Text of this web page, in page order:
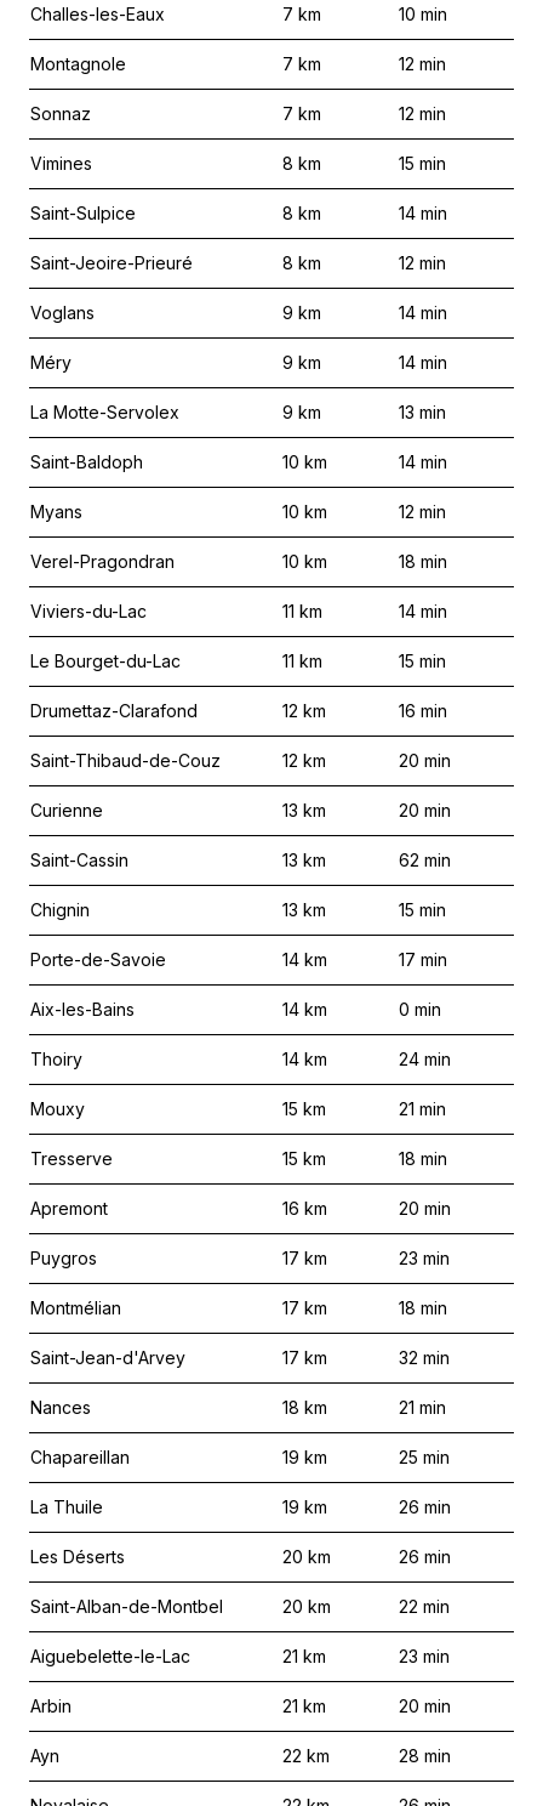
Challes-les-Eaux 7 km 10 min
Montagnole 7 km 12 min
Sonnaz 7 km 12 min
Vimines 8 km 15 min
Saint-Sulpice 8 km 14 min
Saint-Jeoire-Prieuré 8 km 12 min
Voglans 9 km 14 min
Méry 9 km 14 min
La Motte-Servolex 9 km 13 min
Saint-Baldoph 10 km 14 min
Myans 10 km 12 min
Verel-Pragondran 10 km 18 min
Viviers-du-Lac 11 km 14 min
Le Bourget-du-Lac 11 km 15 min
Drumettaz-Clarafond 12 km 16 min
Saint-Thibaud-de-Couz 12 km 20 min
Curienne 13 km 20 min
Saint-Cassin 13 km 62 min
Chignin 13 km 15 min
Porte-de-Savoie 14 km 17 min
Aix-les-Bains 14 km 0 min
Thoiry 14 km 24 min
Mouxy 15 km 21 min
Tresserve 15 km 18 min
Apremont 16 km 20 min
Puygros 17 km 23 min
Montmélian 17 km 18 min
Saint-Jean-d'Arvey 17 km 32 min
Nances 18 km 21 min
Chapareillan 19 km 25 min
La Thuile 19 km 26 min
Les Déserts 20 km 26 min
Saint-Alban-de-Montbel 20 km 22 min
Aiguebelette-le-Lac 21 km 23 min
Arbin 21 km 20 min
Ayn 22 km 28 min